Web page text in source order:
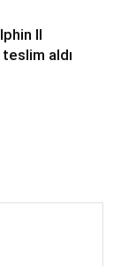
II
teslim aldı